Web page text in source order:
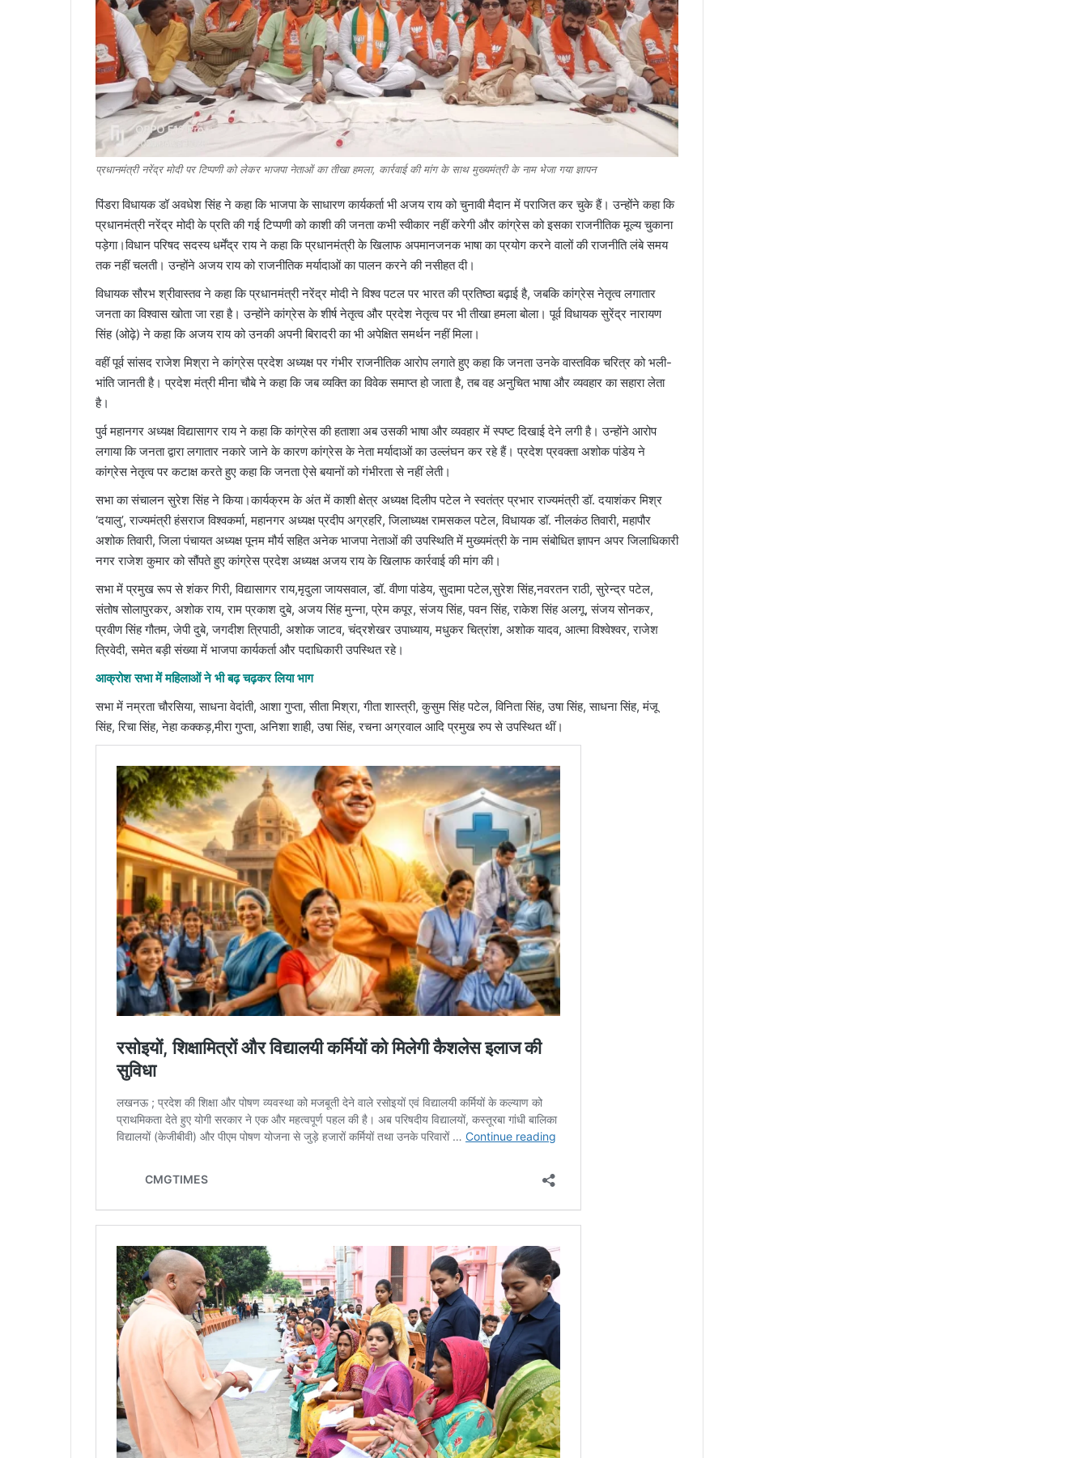
प्रधानमंत्री नरेंद्र मोदी पर टिप्पणी को लेकर भाजपा नेताओं का तीखा हमला, कार्रवाई की मांग के साथ मुख्यमंत्री के नाम भेजा गया ज्ञापन
पिंडरा विधायक डॉ अवधेश सिंह ने कहा कि भाजपा के साधारण कार्यकर्ता भी अजय राय को चुनावी मैदान में पराजित कर चुके हैं। उन्होंने कहा कि
प्रधानमंत्री नरेंद्र मोदी के प्रति की गई टिप्पणी को काशी की जनता कभी स्वीकार नहीं करेगी और कांग्रेस को इसका राजनीतिक मूल्य चुकाना
पड़ेगा।विधान परिषद सदस्य धर्मेंद्र राय ने कहा कि प्रधानमंत्री के खिलाफ अपमानजनक भाषा का प्रयोग करने वालों की राजनीति लंबे समय
तक नहीं चलती। उन्होंने अजय राय को राजनीतिक मर्यादाओं का पालन करने की नसीहत दी।
विधायक सौरभ श्रीवास्तव ने कहा कि प्रधानमंत्री नरेंद्र मोदी ने विश्व पटल पर भारत की प्रतिष्ठा बढ़ाई है, जबकि कांग्रेस नेतृत्व लगातार
जनता का विश्वास खोता जा रहा है। उन्होंने कांग्रेस के शीर्ष नेतृत्व और प्रदेश नेतृत्व पर भी तीखा हमला बोला। पूर्व विधायक सुरेंद्र नारायण
सिंह (ओढ़े) ने कहा कि अजय राय को उनकी अपनी बिरादरी का भी अपेक्षित समर्थन नहीं मिला।
वहीं पूर्व सांसद राजेश मिश्रा ने कांग्रेस प्रदेश अध्यक्ष पर गंभीर राजनीतिक आरोप लगाते हुए कहा कि जनता उनके वास्तविक चरित्र को भली-
भांति जानती है। प्रदेश मंत्री मीना चौबे ने कहा कि जब व्यक्ति का विवेक समाप्त हो जाता है, तब वह अनुचित भाषा और व्यवहार का सहारा लेता
है।
पुर्व महानगर अध्यक्ष विद्यासागर राय ने कहा कि कांग्रेस की हताशा अब उसकी भाषा और व्यवहार में स्पष्ट दिखाई देने लगी है। उन्होंने आरोप
लगाया कि जनता द्वारा लगातार नकारे जाने के कारण कांग्रेस के नेता मर्यादाओं का उल्लंघन कर रहे हैं। प्रदेश प्रवक्ता अशोक पांडेय ने
कांग्रेस नेतृत्व पर कटाक्ष करते हुए कहा कि जनता ऐसे बयानों को गंभीरता से नहीं लेती।
सभा का संचालन सुरेश सिंह ने किया।कार्यक्रम के अंत में काशी क्षेत्र अध्यक्ष दिलीप पटेल ने स्वतंत्र प्रभार राज्यमंत्री डॉ. दयाशंकर मिश्र
‘दयालु’, राज्यमंत्री हंसराज विश्वकर्मा, महानगर अध्यक्ष प्रदीप अग्रहरि, जिलाध्यक्ष रामसकल पटेल, विधायक डॉ. नीलकंठ तिवारी, महापौर
अशोक तिवारी, जिला पंचायत अध्यक्ष पूनम मौर्य सहित अनेक भाजपा नेताओं की उपस्थिति में मुख्यमंत्री के नाम संबोधित ज्ञापन अपर जिलाधिकारी
नगर राजेश कुमार को सौंपते हुए कांग्रेस प्रदेश अध्यक्ष अजय राय के खिलाफ कार्रवाई की मांग की।
सभा में प्रमुख रूप से शंकर गिरी, विद्यासागर राय,मृदुला जायसवाल, डॉ. वीणा पांडेय, सुदामा पटेल,सुरेश सिंह,नवरतन राठी, सुरेन्द्र पटेल,
संतोष सोलापुरकर, अशोक राय, राम प्रकाश दुबे, अजय सिंह मुन्ना, प्रेम कपूर, संजय सिंह, पवन सिंह, राकेश सिंह अलगू, संजय सोनकर,
प्रवीण सिंह गौतम, जेपी दुबे, जगदीश त्रिपाठी, अशोक जाटव, चंद्रशेखर उपाध्याय, मधुकर चित्रांश, अशोक यादव, आत्मा विश्वेश्वर, राजेश
त्रिवेदी, समेत बड़ी संख्या में भाजपा कार्यकर्ता और पदाधिकारी उपस्थित रहे।
आक्रोश सभा में महिलाओं ने भी बढ़ चढ़कर लिया भाग
सभा में नम्रता चौरसिया, साधना वेदांती, आशा गुप्ता, सीता मिश्रा, गीता शास्त्री, कुसुम सिंह पटेल, विनिता सिंह, उषा सिंह, साधना सिंह, मंजू
सिंह, रिचा सिंह, नेहा कक्कड़,मीरा गुप्ता, अनिशा शाही, उषा सिंह, रचना अग्रवाल आदि प्रमुख रुप से उपस्थित थीं।